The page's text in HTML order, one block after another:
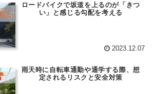
ロードバイクで坂道を上るのが「きつ
い」と感じる勾配を考える
2023.12.07
雨天時に自転車通勤や通学する際、想
定されるリスクと安全対策